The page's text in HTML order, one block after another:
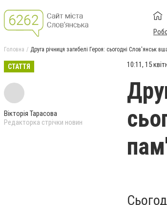
Головна Друга річниця загибелі Героя: сьогодні Слов'янськ
СТАТТЯ
Вікторія Тарасова
Редакторка стрічки новин
10:11, 15